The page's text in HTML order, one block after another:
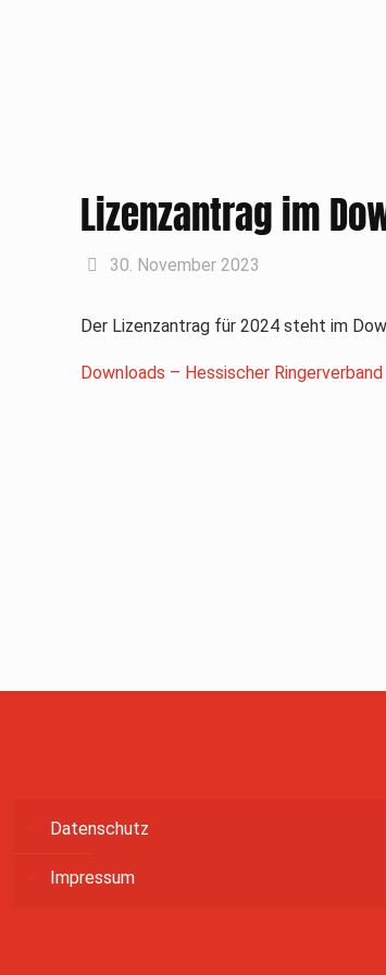
Lizenzantrag im
30. November 2023
Der Lizenzantrag für 2024 steht im
Downloads – Hessischer
Datenschutz
Impressum